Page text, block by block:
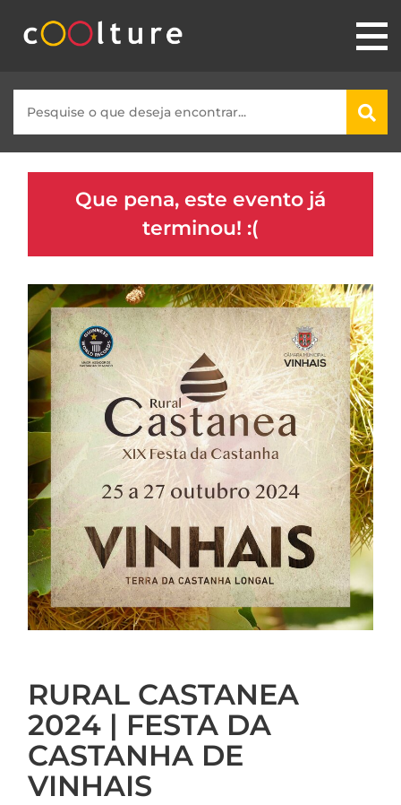
Que pena, este evento já
terminou! :(
RURAL CASTANEA
2024 | FESTA DA
CASTANHA DE
VINHAIS